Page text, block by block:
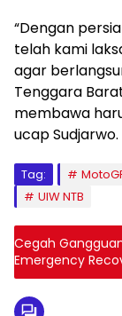
“Dengan
telah kami
agar
Tenggara
membawa
ucap
Tag:
UIW NTB
Cegah
Emergency